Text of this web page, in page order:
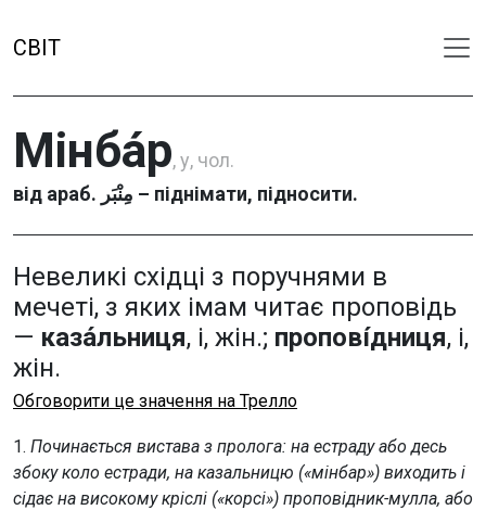
СВІТ
Мінба́р, у, чол.
від араб. مِنْبَر – піднімати, підносити.
Невеликі східці з поручнями в
мечеті, з яких імам читає проповідь
— каза́льниця, і, жін.; пропові́дниця, і,
жін.
Обговорити це значення на Трелло
1. Починається вистава з пролога: на естраду або десь
збоку коло естради, на казальницю («мінбар») виходить і
сідає на високому кріслі («корсі») проповідник-мулла, або